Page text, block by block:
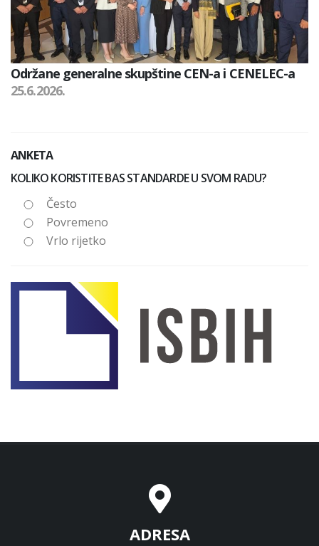
Održane generalne skupštine CEN-a i CENELEC-a
25.6.2026.
ANKETA
KOLIKO KORISTITE BAS STANDARDE U SVOM RADU?
Često
Povremeno
Vrlo rijetko
ADRESA